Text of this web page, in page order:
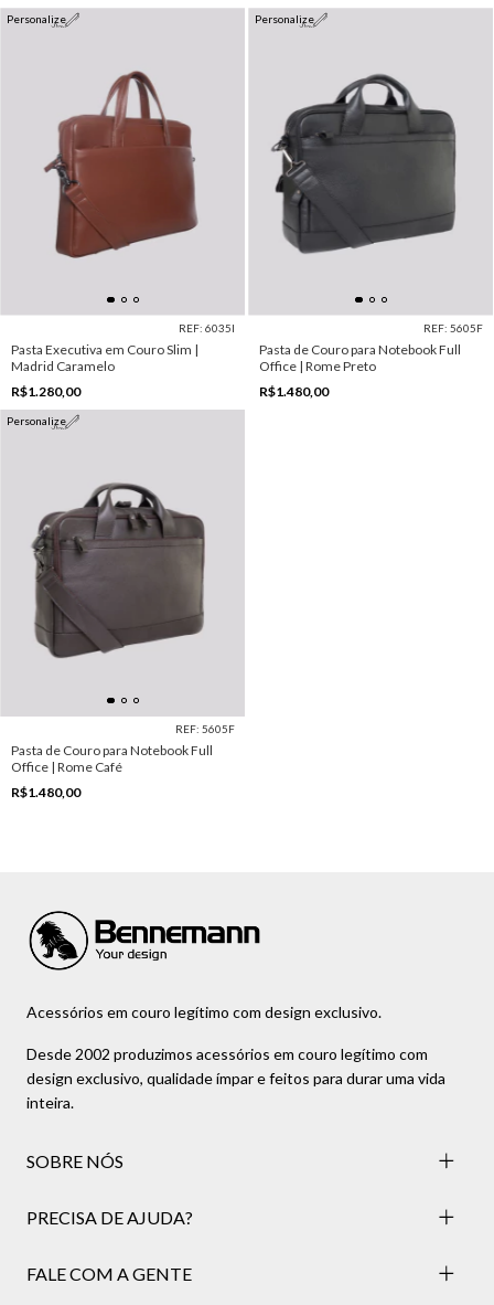
Personalize
REF: 6035I
Pasta Executiva em Couro Slim |
Madrid Caramelo
R$1.280,00
Personalize
REF: 5605F
Pasta de Couro para Notebook Full
Office | Rome Preto
R$1.480,00
Personalize
REF: 5605F
Pasta de Couro para Notebook Full
Office | Rome Café
R$1.480,00
Acessórios em couro legítimo com design exclusivo.
Desde 2002 produzimos acessórios em couro legítimo com
design exclusivo, qualidade ímpar e feitos para durar uma vida
inteira.
SOBRE NÓS
PRECISA DE AJUDA?
FALE COM A GENTE